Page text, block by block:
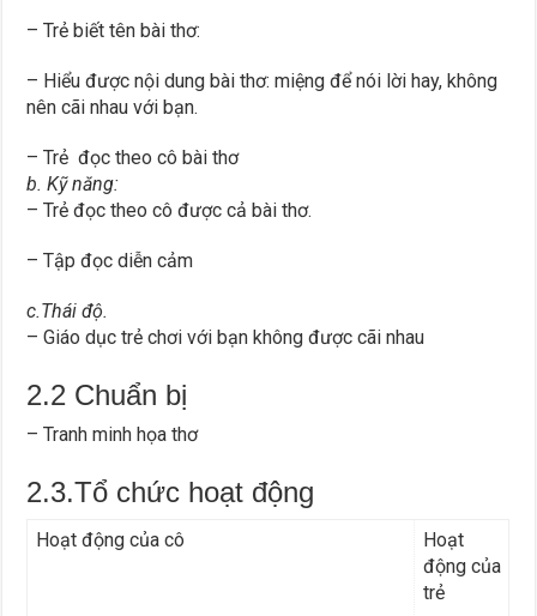
– Trẻ biết tên bài thơ:
– Hiểu được nội dung bài thơ: miệng để nói lời hay, không
nên cãi nhau với bạn.
– Trẻ đọc theo cô bài thơ
b. Kỹ năng:
– Trẻ đọc theo cô được cả bài thơ.
– Tập đọc diễn cảm
c.Thái độ.
– Giáo dục trẻ chơi với bạn không được cãi nhau
2.2 Chuẩn bị
– Tranh minh họa thơ
2.3.Tổ chức hoạt động
Hoạt động của cô
Hoạt
động của
trẻ